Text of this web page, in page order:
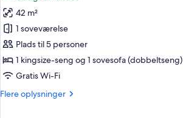
hjørneværelse
(Water
View)
af
Junior-
værelse
-
1
kingsize-
med
42 m²
1 soveværelse
Plads til 5 personer
1 kingsize-seng og 1 sovesofa (dobbeltseng)
Gratis Wi-Fi
Flere oplysninger
Flere